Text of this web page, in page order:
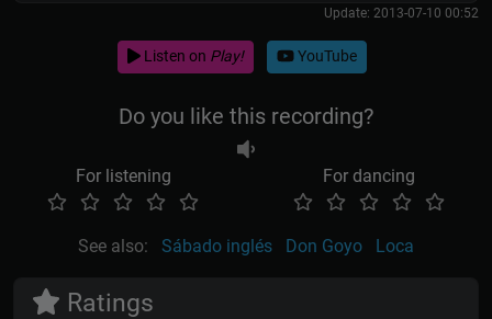
Update: 2013-07-10 00:52
Listen on Play! YouTube
Do you like this recording?
For listening For dancing
See also: Sábado inglés Don Goyo Loca
Ratings